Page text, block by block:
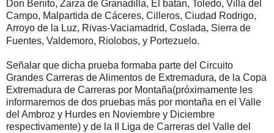
Don Benito, Zarza de Granadilla, El batán, Toledo, Villa del
Campo, Malpartida de Cáceres, Cilleros, Ciudad Rodrigo,
Arroyo de la Luz, Rivas-Vaciamadrid, Coslada, Sierra de
Fuentes, Valdemoro, Riolobos, y Portezuelo.
Señalar que dicha prueba formaba parte del Circuito
Grandes Carreras de Alimentos de Extremadura, de la Copa
Extremadura de Carreras por Montaña(próximamente les
informaremos de dos pruebas más por montaña en el Valle
del Ambroz y Hurdes en Noviembre y Diciembre
respectivamente) y de la I
I Liga de Carreras del Valle del